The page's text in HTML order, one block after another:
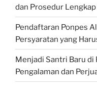
dan Prosedur Lengkap
Pendaftaran Ponpes
Persyaratan yang
Menjadi Santri Baru di
Pengalaman dan